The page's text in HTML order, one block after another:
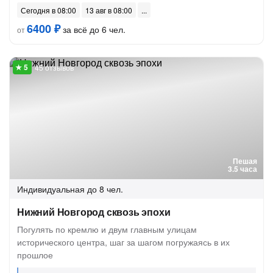
Сегодня в 08:00
13 авг в 08:00
от6400 ₽за всё до 6 чел.
Пешая
3.5 часа
45 отзывов
Индивидуальная до 8 чел.
Нижний Новгород сквозь эпохи
Погулять по кремлю и двум главным улицам
исторического центра, шаг за шагом погружаясь в их
прошлое